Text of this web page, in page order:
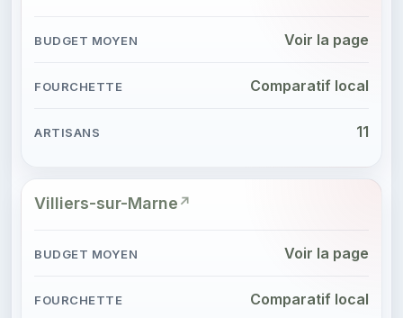
Voir la page
Comparatif local
11
Villiers-sur-Marne
Voir la page
Comparatif local